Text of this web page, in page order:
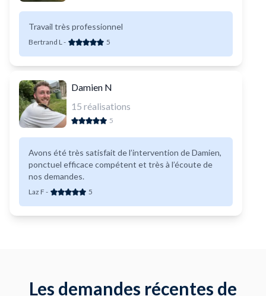
Travail très professionnel
Bertrand L- 5
Damien N
15 réalisations
5
Avons été très satisfait de l’intervention de Damien,
ponctuel efficace compétent et très à l’écoute de
nos demandes.
Laz F - 5
Les demandes récentes de